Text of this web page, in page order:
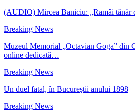
(AUDIO) Mircea Baniciu: „Ramâi tânăr
Breaking News
Muzeul Memorial „Octavian Goga” din
online dedicată…
Breaking News
Un duel fatal, în Bucureştii anului 1898
Breaking News